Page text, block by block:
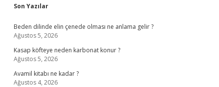
Sidebar
Son Yazılar
Beden dilinde elin çenede olması ne anlama gelir ?
Ağustos 5, 2026
Kasap köfteye neden karbonat konur ?
Ağustos 5, 2026
Avamil kitabı ne kadar ?
Ağustos 4, 2026